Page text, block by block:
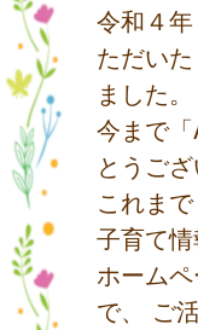
令和４
ただい
ました。
今まで
とうござ
これま
子育て
ホーム
で、 ご